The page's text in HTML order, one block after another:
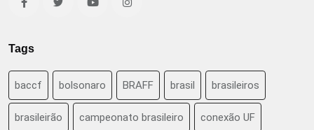
Tags
baccf bolsonaro BRAFF brasil brasileiros
brasileirão campeonato brasileiro conexão UF